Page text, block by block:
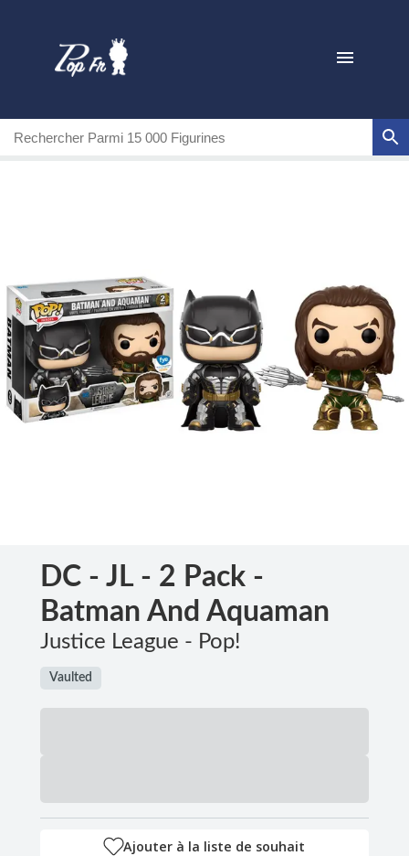
DC - JL - 2 Pack -
Batman And Aquaman
Justice League - Pop!
Vaulted
Ajouter à la liste de souhait